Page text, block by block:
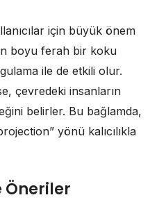
için büyük önem
boyu ferah bir koku
ile de etkili olur.
çevredeki insanların
belirler. Bu bağlamda,
yönü kalıcılıkla
Öneriler